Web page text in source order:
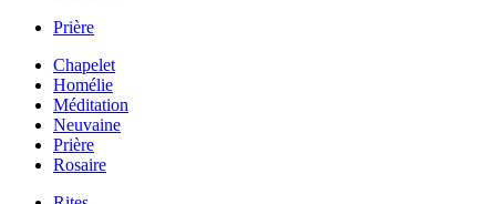
Prière
Chapelet
Homélie
Méditation
Neuvaine
Prière
Rosaire